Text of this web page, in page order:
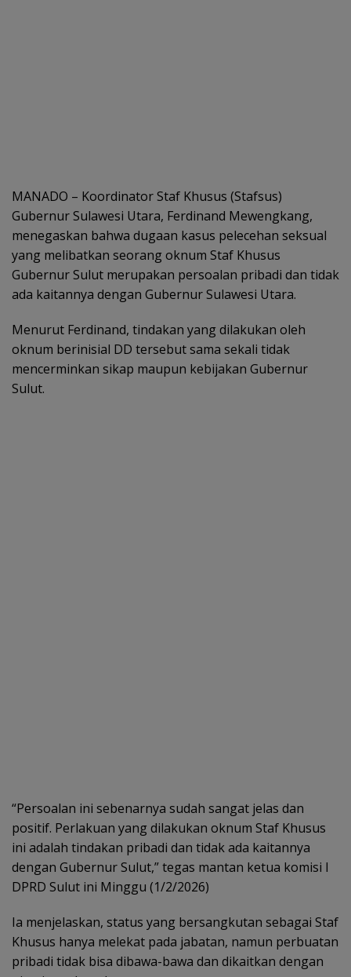
MANADO – Koordinator Staf Khusus (Stafsus)
Gubernur Sulawesi Utara, Ferdinand Mewengkang,
menegaskan bahwa dugaan kasus pelecehan seksual
yang melibatkan seorang oknum Staf Khusus
Gubernur Sulut merupakan persoalan pribadi dan tidak
ada kaitannya dengan Gubernur Sulawesi Utara.
Menurut Ferdinand, tindakan yang dilakukan oleh
oknum berinisial DD tersebut sama sekali tidak
mencerminkan sikap maupun kebijakan Gubernur
Sulut.
“Persoalan ini sebenarnya sudah sangat jelas dan
positif. Perlakuan yang dilakukan oknum Staf Khusus
ini adalah tindakan pribadi dan tidak ada kaitannya
dengan Gubernur Sulut,” tegas mantan ketua komisi I
DPRD Sulut ini Minggu (1/2/2026)
Ia menjelaskan, status yang bersangkutan sebagai Staf
Khusus hanya melekat pada jabatan, namun perbuatan
pribadi tidak bisa dibawa-bawa dan dikaitkan dengan